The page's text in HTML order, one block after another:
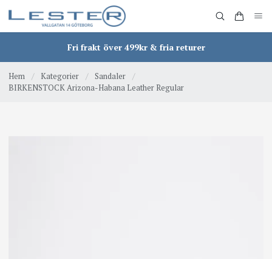
Fri frakt över 499kr & fria returer
Hem / Kategorier / Sandaler
/
BIRKENSTOCK Arizona-Habana Leather Regular